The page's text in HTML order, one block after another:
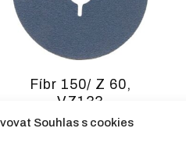
Souhlas s cookies
Fíbr 150/ Z 60,
VZ133
27,50Kčvčetně DPH